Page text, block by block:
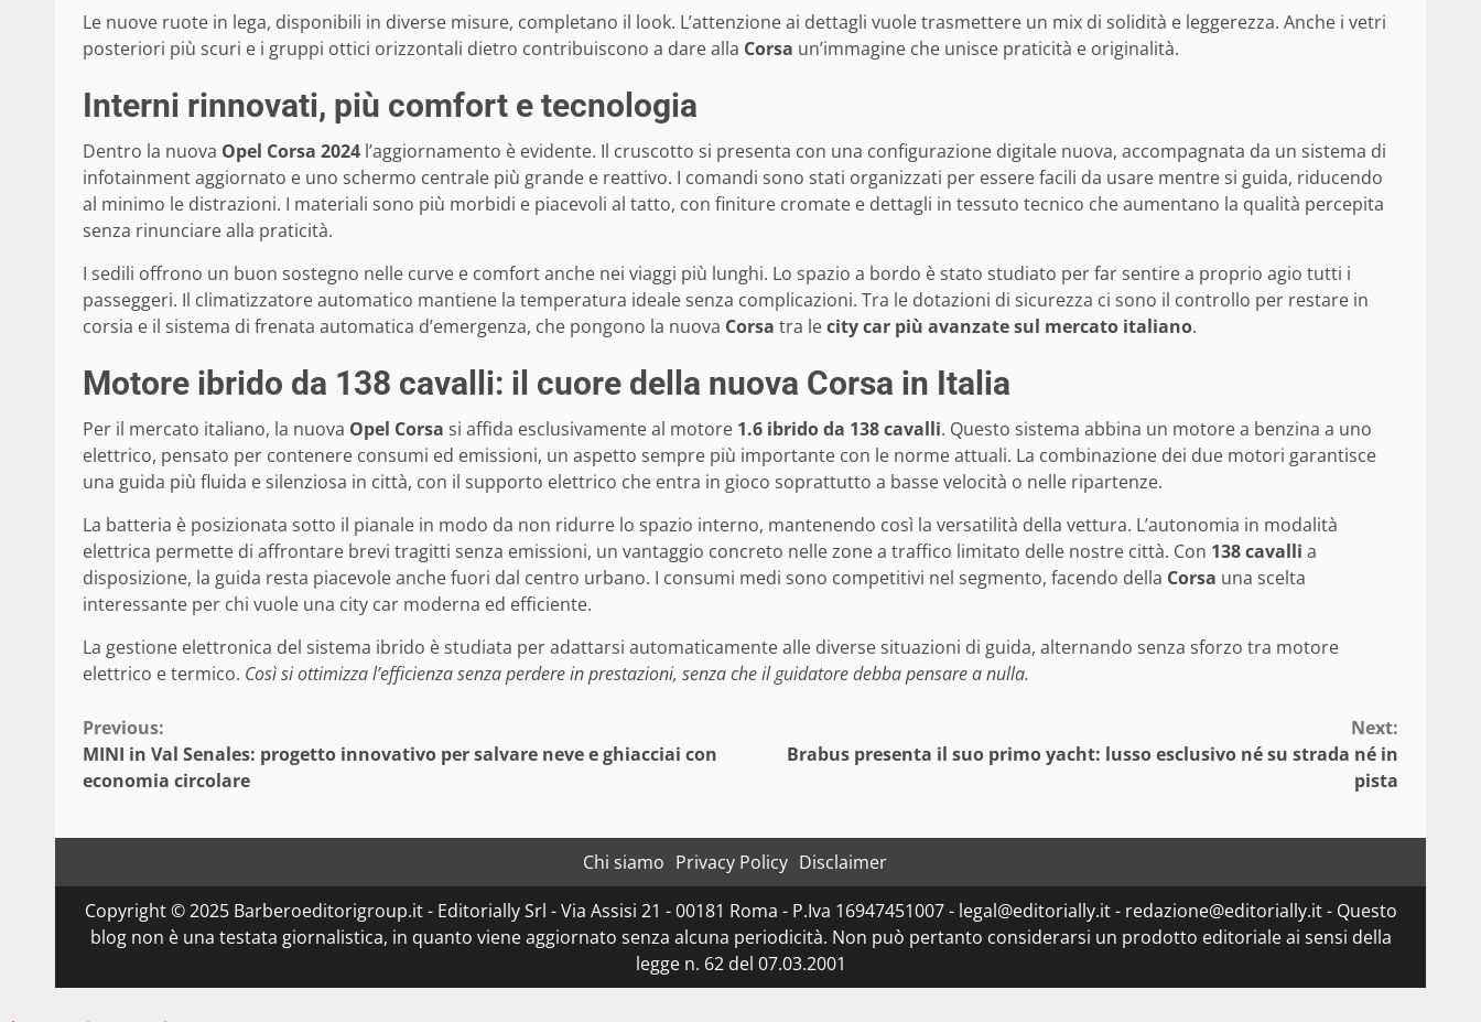
Le nuove ruote in lega, disponibili in diverse misure, completano il look. L’attenzione ai dettagli vuole trasmettere un mix di solidità e leggerezza. Anche i vetri
posteriori più scuri e i gruppi ottici orizzontali dietro contribuiscono a dare alla Corsa un’immagine che unisce praticità e originalità.
Interni rinnovati, più comfort e tecnologia
Dentro la nuova Opel Corsa 2024 l’aggiornamento è evidente. Il cruscotto si presenta con una configurazione digitale nuova, accompagnata da un sistema di
infotainment aggiornato e uno schermo centrale più grande e reattivo. I comandi sono stati organizzati per essere facili da usare mentre si guida, riducendo
al minimo le distrazioni. I materiali sono più morbidi e piacevoli al tatto, con finiture cromate e dettagli in tessuto tecnico che aumentano la qualità percepita
senza rinunciare alla praticità.
I sedili offrono un buon sostegno nelle curve e comfort anche nei viaggi più lunghi. Lo spazio a bordo è stato studiato per far sentire a proprio agio tutti i
passeggeri. Il climatizzatore automatico mantiene la temperatura ideale senza complicazioni. Tra le dotazioni di sicurezza ci sono il controllo per restare in
corsia e il sistema di frenata automatica d’emergenza, che pongono la nuova Corsa tra lecity car più avanzate sul mercato italiano.
Motore ibrido da 138 cavalli: il cuore della nuova Corsa in Italia
Per il mercato italiano, la nuova Opel Corsa si affida esclusivamente al motore 1.6 ibrido da 138 cavalli. Questo sistema abbina un motore a benzina a uno
elettrico, pensato per contenere consumi ed emissioni, un aspetto sempre più importante con le norme attuali. La combinazione dei due motori garantisce
una guida più fluida e silenziosa in città, con il supporto elettrico che entra in gioco soprattutto a basse velocità o nelle ripartenze.
La batteria è posizionata sotto il pianale in modo da non ridurre lo spazio interno, mantenendo così la versatilità della vettura. L’autonomia in modalità
elettrica permette di affrontare brevi tragitti senza emissioni, un vantaggio concreto nelle zone a traffico limitato delle nostre città. Con 138 cavalli a
disposizione, la guida resta piacevole anche fuori dal centro urbano. I consumi medi sono competitivi nel segmento, facendo della Corsa una scelta
interessante per chi vuole una city car moderna ed efficiente.
La gestione elettronica del sistema ibrido è studiata per adattarsi automaticamente alle diverse situazioni di guida, alternando senza sforzo tra motore
elettrico e termico. Così si ottimizza l’efficienza senza perdere in prestazioni, senza che il guidatore debba pensare a nulla.
Continue
Reading
Previous:
MINI in Val Senales: progetto innovativo per salvare neve e ghiacciai con
economia circolare
Next:
Brabus presenta il suo primo yacht: lusso esclusivo né su strada né in
pista
Chi siamo Privacy Policy Disclaimer
Copyright © 2025 Barberoeditorigroup.it - Editorially Srl - Via Assisi 21 - 00181 Roma - P.Iva 16947451007 - legal@editorially.it - redazione@editorially.it - Questo
blog non è una testata giornalistica, in quanto viene aggiornato senza alcuna periodicità. Non può pertanto considerarsi un prodotto editoriale ai sensi della
legge n. 62 del 07.03.2001